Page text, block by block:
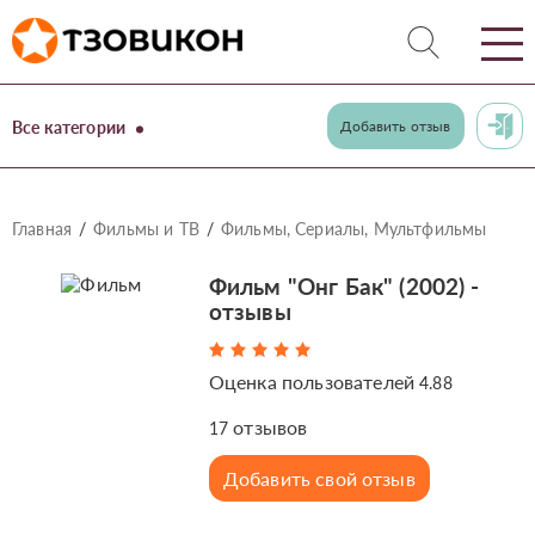
Все категории Добавить отзыв
Главная Фильмы и ТВ Фильмы, Сериалы, Мультфильмы
Фильм "Онг Бак" (2002) -
отзывы
Оценка пользователей4.88
17 отзывов
Добавить свой отзыв